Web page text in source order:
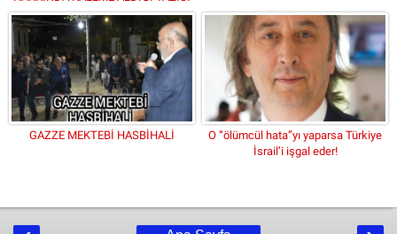
GAZZE MEKTEBİ HASBİHALİ
O “ölümcül hata”yı yaparsa Türkiye
İsrail’i işgal eder!